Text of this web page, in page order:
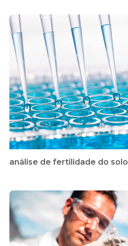
análise de fertilidade do solo